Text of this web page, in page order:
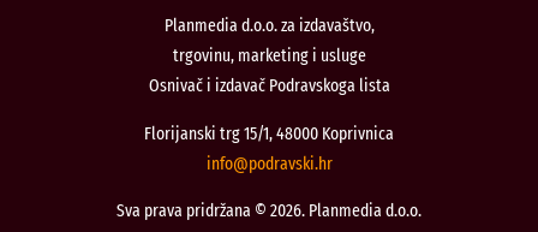
Planmedia d.o.o. za izdavaštvo,
trgovinu, marketing i usluge
Osnivač i izdavač Podravskoga lista
Florijanski trg 15/1, 48000 Koprivnica
rh.iksvardop
@ofni
Sva prava pridržana © 2026. Planmedia d.o.o.